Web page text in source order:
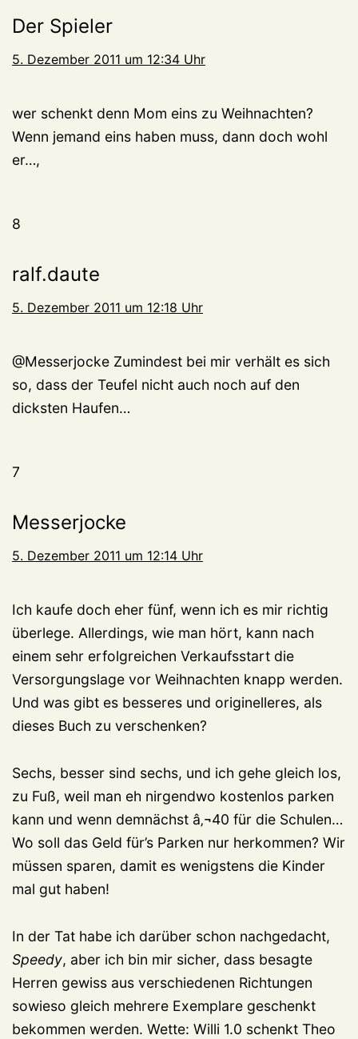
Der Spieler
5. Dezember 2011 um 12:34 Uhr
wer schenkt denn Mom eins zu Weihnachten?
Wenn jemand eins haben muss, dann doch wohl
er…,
8
ralf.daute
5. Dezember 2011 um 12:18 Uhr
@Messerjocke Zumindest bei mir verhält es sich
so, dass der Teufel nicht auch noch auf den
dicksten Haufen…
7
Messerjocke
5. Dezember 2011 um 12:14 Uhr
Ich kaufe doch eher fünf, wenn ich es mir richtig
überlege. Allerdings, wie man hört, kann nach
einem sehr erfolgreichen Verkaufsstart die
Versorgungslage vor Weihnachten knapp werden.
Und was gibt es besseres und originelleres, als
dieses Buch zu verschenken?
Sechs, besser sind sechs, und ich gehe gleich los,
zu Fuß, weil man eh nirgendwo kostenlos parken
kann und wenn demnächst â‚¬40 für die Schulen…
Wo soll das Geld für’s Parken nur herkommen? Wir
müssen sparen, damit es wenigstens die Kinder
mal gut haben!
In der Tat habe ich darüber schon nachgedacht,
Speedy, aber ich bin mir sicher, dass besagte
Herren gewiss aus verschiedenen Richtungen
sowieso gleich mehrere Exemplare geschenkt
bekommen werden. Wette: Willi 1.0 schenkt Theo